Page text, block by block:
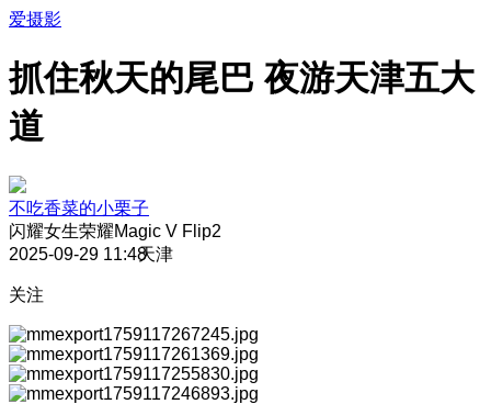
爱摄影
抓住秋天的尾巴 夜游天津五大
道
不吃香菜的小栗子
闪耀女生荣耀Magic V Flip2
2025-09-29 11:48天津
关注